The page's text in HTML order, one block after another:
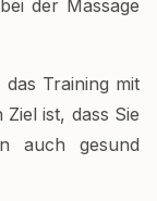
der Massage
Training mit
ist, dass Sie
auch gesund